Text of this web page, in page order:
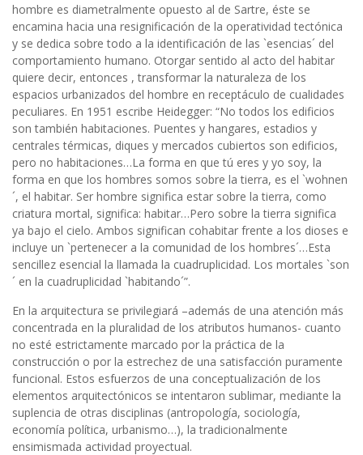
hombre es diametralmente opuesto al de Sartre, éste se
encamina hacia una resignificación de la operatividad tectónica
y se dedica sobre todo a la identificación de las `esencias´ del
comportamiento humano. Otorgar sentido al acto del habitar
quiere decir, entonces , transformar la naturaleza de los
espacios urbanizados del hombre en receptáculo de cualidades
peculiares. En 1951 escribe Heidegger: “No todos los edificios
son también habitaciones. Puentes y hangares, estadios y
centrales térmicas, diques y mercados cubiertos son edificios,
pero no habitaciones…La forma en que tú eres y yo soy, la
forma en que los hombres somos sobre la tierra, es el `wohnen
´, el habitar. Ser hombre significa estar sobre la tierra, como
criatura mortal, significa: habitar…Pero sobre la tierra significa
ya bajo el cielo. Ambos significan cohabitar frente a los dioses e
incluye un `pertenecer a la comunidad de los hombres´…Esta
sencillez esencial la llamada la cuadruplicidad. Los mortales `son
´ en la cuadruplicidad `habitando´”.
En la arquitectura se privilegiará –además de una atención más
concentrada en la pluralidad de los atributos humanos- cuanto
no esté estrictamente marcado por la práctica de la
construcción o por la estrechez de una satisfacción puramente
funcional. Estos esfuerzos de una conceptualización de los
elementos arquitectónicos se intentaron sublimar, mediante la
suplencia de otras disciplinas (antropología, sociología,
economía política, urbanismo…), la tradicionalmente
ensimismada actividad proyectual.